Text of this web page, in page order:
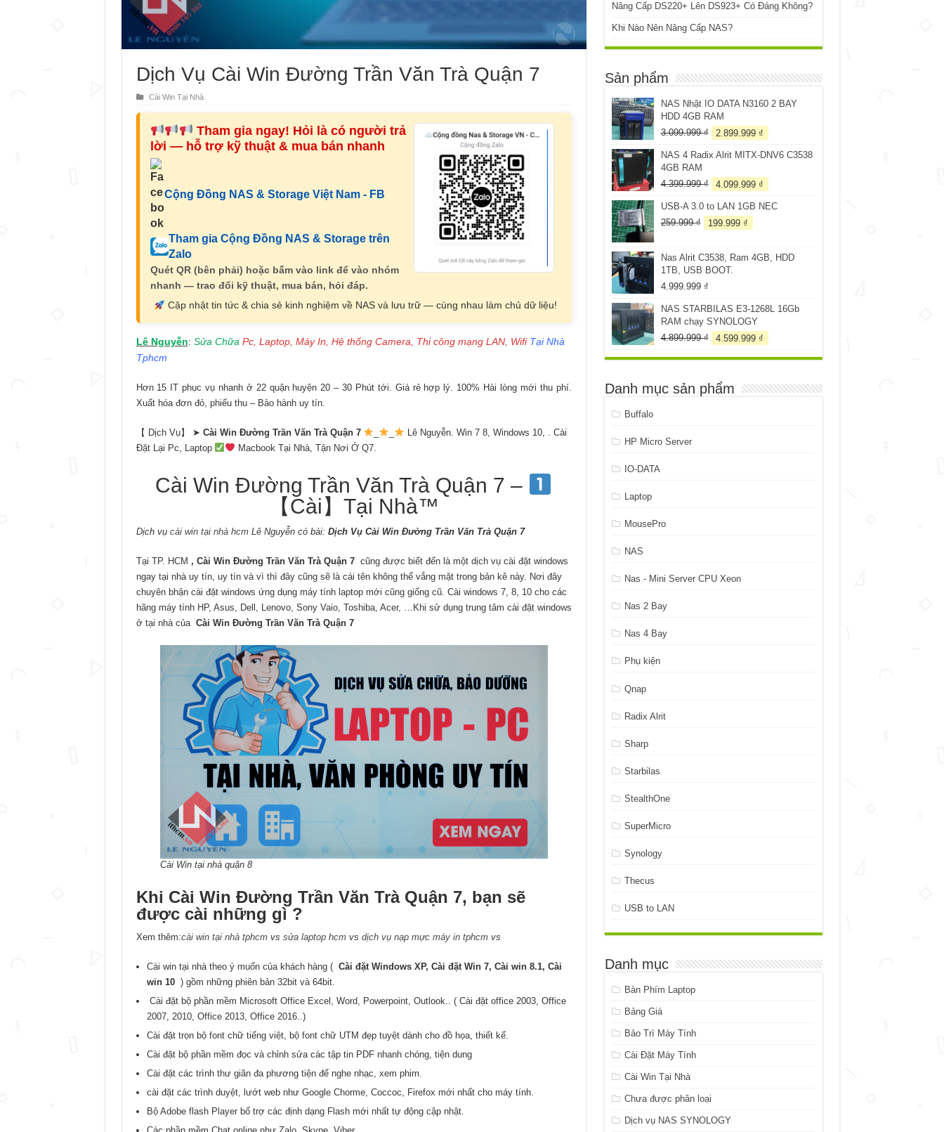
Dịch Vụ Cài Win Đường Trần Văn Trà Quận 7
Cài Win Tại Nhà
Tham gia ngay! Hỏi là có người trả
lời — hỗ trợ kỹ thuật & mua bán nhanh
Cộng Đồng NAS & Storage Việt Nam - FB
Tham gia Cộng Đồng NAS & Storage trên
Zalo
Quét QR (bên phải) hoặc bấm vào link để vào nhóm
nhanh — trao đổi kỹ thuật, mua bán, hỏi đáp.
Cập nhật tin tức & chia sẻ kinh nghiệm về NAS và lưu trữ — cùng nhau làm chủ dữ liệu!
Lê Nguyễn: Sửa Chữa Pc, Laptop, Máy In, Hệ thống Camera, Thi công mạng LAN, Wifi Tại Nhà
Tphcm
Hơn 15 IT phục vụ nhanh ở 22 quận huyện 20 – 30 Phút tới. Giá rẻ hợp lý. 100% Hài lòng mới thu phí.
Xuất hóa đơn đỏ, phiếu thu – Bảo hành uy tín.
【 Dịch Vụ】 ➤ Cài Win Đường Trần Văn Trà Quận 7
Lê Nguyễn. Win 7 8, Windows 10, . Cài
Đặt Lại Pc, Laptop
Macbook Tại Nhà, Tận Nơi Ở Q7.
Cài Win Đường Trần Văn Trà Quận 7 –
【Cài】Tại Nhà™
Dịch vụcài win tại nhà hcmLê Nguyễn có bài: Dịch Vụ Cài Win Đường Trần Văn Trà Quận 7
Tại TP. HCM , Cài Win Đường Trần Văn Trà Quận 7 cũng được biết đến là một dịch vụ cài đặt windows
ngay tại nhà uy tín, uy tín và vì thì đây cũng sẽ là cái tên không thể vắng mặt trong bản kê này. Nơi đây
chuyên bhận cài đặt windows ứng dụng máy tính laptop mới cũng giống cũ. Cài windows 7, 8, 10 cho các
hãng máy tính HP, Asus, Dell, Lenovo, Sony Vaio, Toshiba, Acer, …Khi sử dụng trung tâm cài đặt windows
ở tại nhà của Cài Win Đường Trần Văn Trà Quận 7
Cài Win tại nhà quận 8
Khi Cài Win Đường Trần Văn Trà Quận 7, bạn sẽ
được cài những gì ?
Xem thêm:cài win tại nhà tphcmvs sửa laptop hcmvs dịch vụ nạp mực máy in tphcmvs
Cài win tại nhà theo ý muốn của khách hàng ( Cài đặt Windows XP, Cài đặt Win 7, Cài win 8.1, Cài
win 10 ) gồm những phiên bản 32bit và 64bit.
Cài đặt bộ phần mềm Microsoft Office Excel, Word, Powerpoint, Outlook.. ( Cài đặt office 2003, Office
2007, 2010, Office 2013, Office 2016..)
Cài đặt trọn bộ font chữ tiếng việt, bộ font chữ UTM đẹp tuyệt dành cho đồ họa, thiết kế.
Cài đặt bộ phần mềm đọc và chỉnh sửa các tập tin PDF nhanh chóng, tiện dung
Cài đặt các trình thư giãn đa phương tiện để nghe nhạc, xem phim.
cài đặt các trình duyệt, lướt web như Google Chorme, Coccoc, Firefox mới nhất cho máy tính.
Bộ Adobe flash Player bổ trợ các định dạng Flash mới nhất tự động cập nhật.
Nâng Cấp DS220+ Lên DS923+ Có Đáng Không?
Khi Nào Nên Nâng Cấp NAS?
Sản phẩm
NAS Nhật IO DATA N3160 2 BAY
HDD 4GB RAM
3.099.999₫
Giá
là:
2.899.999 ₫
tại
NAS 4 Radix Alrit MITX-DNV6 C3538
4GB RAM
4.399.999₫
Giá
là:
4.399.999 ₫.
4.099.999 ₫
tại
USB-A 3.0 to LAN 1GB NEC
259.999₫
Giá
259.999 ₫.
199.999 ₫
là:
Nas Alrit C3538, Ram 4GB, HDD
1TB, USB BOOT.
4.999.999 ₫
NAS STARBILAS E3-1268L 16Gb
RAM chạy SYNOLOGY
4.899.999₫
Giá
là:
4.599.999 ₫
tại
4.599.999 ₫.
Danh mục sản phẩm
Buffalo
HP Micro Server
IO-DATA
Laptop
MousePro
NAS
Nas - Mini Server CPU Xeon
Nas 2 Bay
Nas 4 Bay
Phụ kiện
Qnap
Radix Alrit
Sharp
Starbilas
StealthOne
SuperMicro
Synology
Thecus
USB to LAN
Danh mục
Bàn Phím Laptop
Bảng Giá
Bảo Trì Máy Tính
Cài Đặt Máy Tính
Cài Win Tại Nhà
Chưa được phân loại
Dịch vụ NAS SYNOLOGY